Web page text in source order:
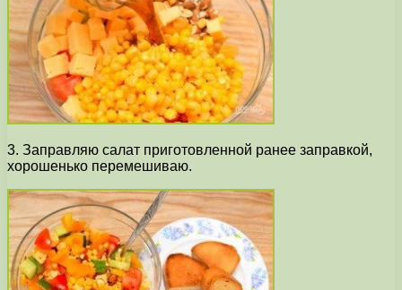
3. Заправляю салат приготовленной ранее заправкой,
хорошенько перемешиваю.